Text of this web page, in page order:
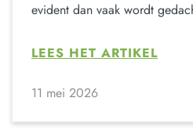
evident dan vaak wordt
LEES HET ARTIKEL
11 mei 2026